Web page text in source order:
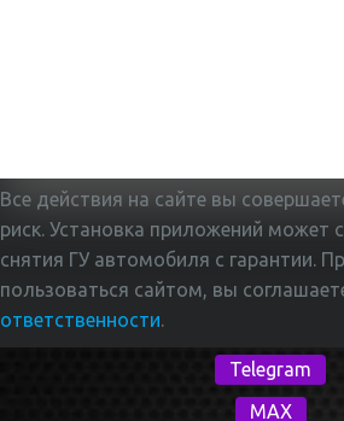
Telegram
MAX
Все действия на сайте вы
риск. Установка приложений может
снятия ГУ автомобиля с гарантии.
пользоваться сайтом, вы
ответственности.